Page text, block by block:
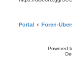
Portal Foren-
Powered